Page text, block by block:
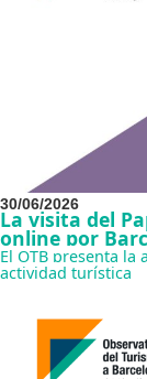
30/06/2026
La visita del
online por
El OTB presenta la
actividad turística